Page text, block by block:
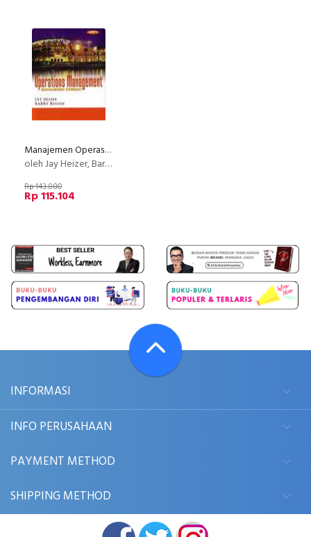
Manajemen Operasi 2 Ed 7 (koran)
oleh Jay Heizer, Barry Render
Rp 143.880
Rp 115.104
INFORMASI
INFO PERUSAHAAN
PAYMENT METHOD
SHIPPING METHOD